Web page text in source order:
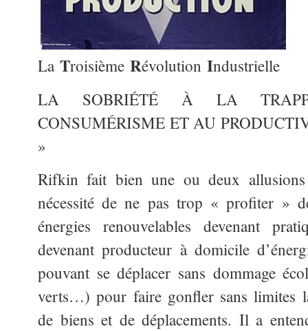
La Troisième Révolution Industrielle
LA SOBRIÉTÉ À LA
CONSUMÉRISME ET AU
»
Rifkin fait bien une ou deux
nécessité de ne pas trop « profiter »
énergies renouvelables devenant
devenant producteur à domicile
pouvant se déplacer sans dommage
verts…) pour faire gonfler sans limites
de biens et de déplacements. Il a